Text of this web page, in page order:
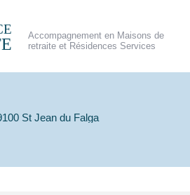
Accompagnement en Maisons de
retraite et Résidences Services
St Jean du Falga